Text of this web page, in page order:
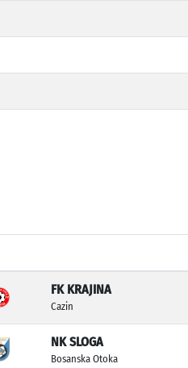
FK KRAJINA
Cazin
NK SLOGA
Bosanska Otoka